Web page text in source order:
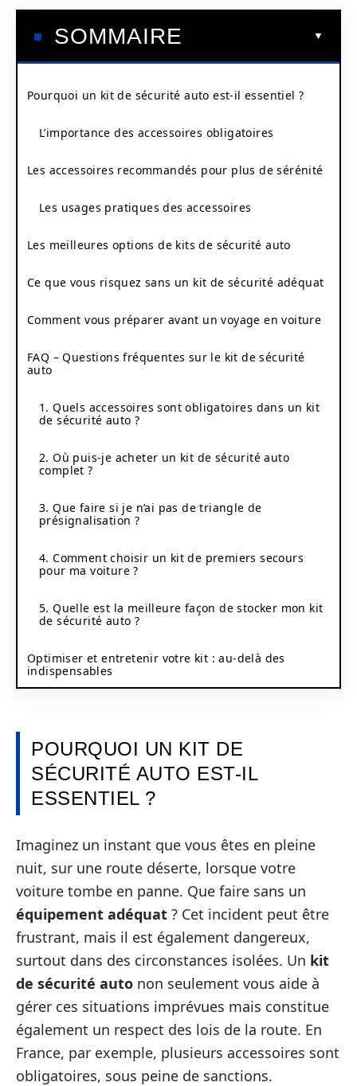
SOMMAIRE
Pourquoi un kit de sécurité auto est-il essentiel ?
L’importance des accessoires obligatoires
Les accessoires recommandés pour plus de sérénité
Les usages pratiques des accessoires
Les meilleures options de kits de sécurité auto
Ce que vous risquez sans un kit de sécurité adéquat
Comment vous préparer avant un voyage en voiture
FAQ – Questions fréquentes sur le kit de sécurité
auto
1. Quels accessoires sont obligatoires dans un kit
de sécurité auto ?
2. Où puis-je acheter un kit de sécurité auto
complet ?
3. Que faire si je n’ai pas de triangle de
présignalisation ?
4. Comment choisir un kit de premiers secours
pour ma voiture ?
5. Quelle est la meilleure façon de stocker mon kit
de sécurité auto ?
Optimiser et entretenir votre kit : au‑delà des
indispensables
POURQUOI UN KIT DE
SÉCURITÉ AUTO EST-IL
ESSENTIEL ?
Imaginez un instant que vous êtes en pleine
nuit, sur une route déserte, lorsque votre
voiture tombe en panne. Que faire sans un
équipement adéquat ? Cet incident peut être
frustrant, mais il est également dangereux,
surtout dans des circonstances isolées. Un kit
de sécurité auto non seulement vous aide à
gérer ces situations imprévues mais constitue
également un respect des lois de la route. En
France, par exemple, plusieurs accessoires sont
obligatoires, sous peine de sanctions.